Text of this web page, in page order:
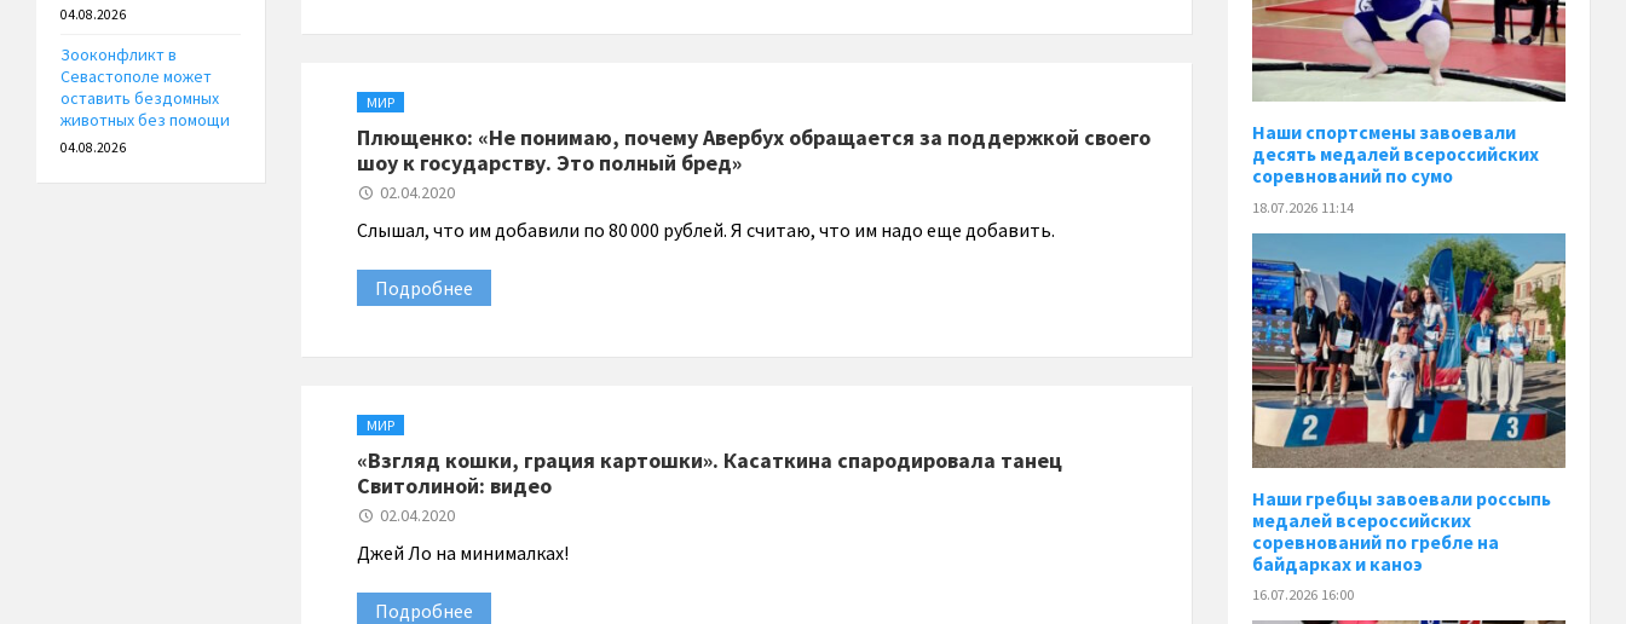
МИР
Плющенко: «Не понимаю, почему Авербух обращается за поддержкой своего
шоу к государству. Это полный бред»
02.04.2020
Слышал, что им добавили по 80 000 рублей. Я считаю, что им надо еще добавить.
Подробнее
МИР
«Взгляд кошки, грация картошки». Касаткина спародировала танец
Свитолиной: видео
02.04.2020
Джей Ло на минималках!
Подробнее
04.08.2026
Зооконфликт в
Севастополе может
оставить бездомных
животных без помощи
04.08.2026
Наши спортсмены завоевали
десять медалей всероссийских
соревнований по сумо
18.07.2026 11:14
Наши гребцы завоевали россыпь
медалей всероссийских
соревнований по гребле на
байдарках и каноэ
16.07.2026 16:00